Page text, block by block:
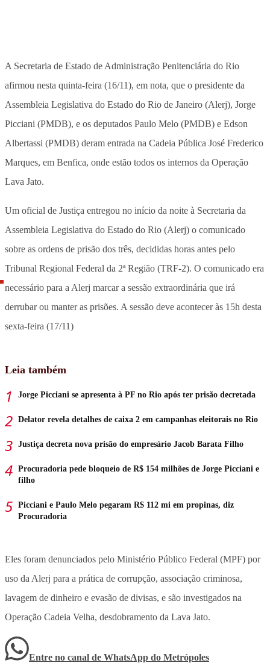
A Secretaria de Estado de Administração Penitenciária do Rio
afirmou nesta quinta-feira (16/11), em nota, que o presidente da
Assembleia Legislativa do Estado do Rio de Janeiro (Alerj), Jorge
Picciani (PMDB), e os deputados Paulo Melo (PMDB) e Edson
Albertassi (PMDB) deram entrada na Cadeia Pública José Frederico
Marques, em Benfica, onde estão todos os internos da Operação
Lava Jato.
Um oficial de Justiça entregou no início da noite à Secretaria da
Assembleia Legislativa do Estado do Rio (Alerj) o comunicado
sobre as ordens de prisão dos três, decididas horas antes pelo
Tribunal Regional Federal da 2ª Região (TRF-2). O comunicado era
necessário para a Alerj marcar a sessão extraordinária que irá
derrubar ou manter as prisões. A sessão deve acontecer às 15h desta
sexta-feira (17/11)
Leia também
Jorge Picciani se apresenta à PF no Rio após ter prisão decretada
Delator revela detalhes de caixa 2 em campanhas eleitorais no Rio
Justiça decreta nova prisão do empresário Jacob Barata Filho
Procuradoria pede bloqueio de R$ 154 milhões de Jorge Picciani e
filho
Picciani e Paulo Melo pegaram R$ 112 mi em propinas, diz
Procuradoria
Eles foram denunciados pelo Ministério Público Federal (MPF) por
uso da Alerj para a prática de corrupção, associação criminosa,
lavagem de dinheiro e evasão de divisas, e são investigados na
Operação Cadeia Velha, desdobramento da Lava Jato.
Entre no canal de WhatsApp do Metrópoles